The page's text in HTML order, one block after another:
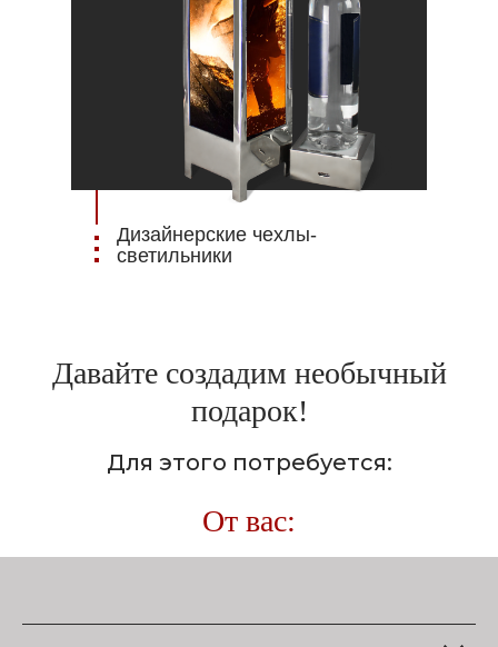
Дизайнерские чехлы-
светильники
Давайте создадим необычный
подарок!
Для этого потребуется:
От вас: